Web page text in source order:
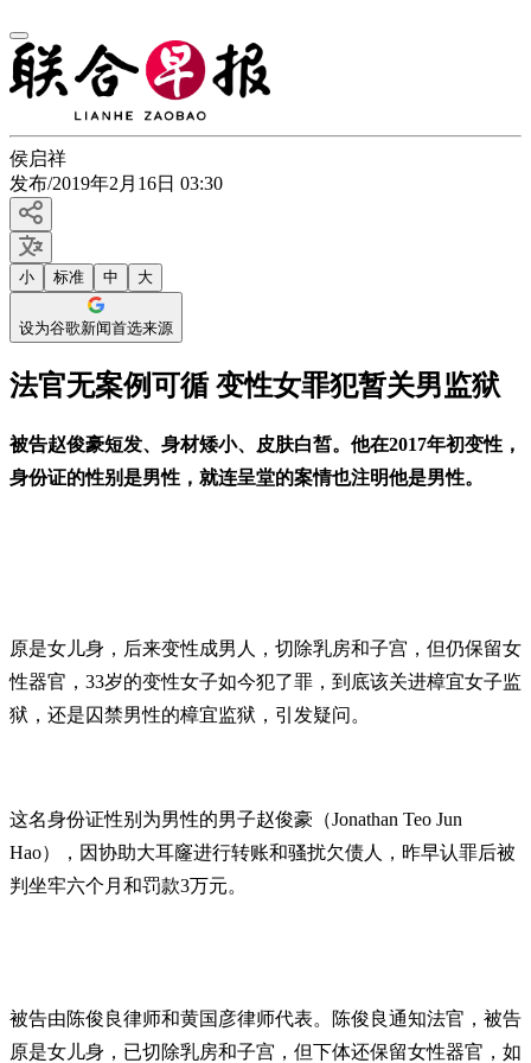
侯启祥
发布/2019年2月16日 03:30
小 标准 中 大
设为谷歌新闻首选来源
法官无案例可循 变性女罪犯暂关男监狱
被告赵俊豪短发、身材矮小、皮肤白皙。他在2017年初变性，
身份证的性别是男性，就连呈堂的案情也注明他是男性。
原是女儿身，后来变性成男人，切除乳房和子宫，但仍保留女
性器官，33岁的变性女子如今犯了罪，到底该关进樟宜女子监
狱，还是囚禁男性的樟宜监狱，引发疑问。
这名身份证性别为男性的男子赵俊豪（Jonathan Teo Jun
Hao），因协助大耳窿进行转账和骚扰欠债人，昨早认罪后被
判坐牢六个月和罚款3万元。
被告由陈俊良律师和黄国彦律师代表。陈俊良通知法官，被告
原是女儿身，已切除乳房和子宫，但下体还保留女性器官，如